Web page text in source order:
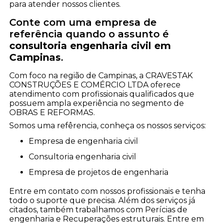
para atender nossos clientes.
Conte com uma empresa de
referência quando o assunto é
consultoria engenharia civil em
Campinas.
Com foco na região de Campinas, a CRAVESTAK
CONSTRUÇÕES E COMÉRCIO LTDA oferece
atendimento com profissionais qualificados que
possuem ampla experiência no segmento de
OBRAS E REFORMAS.
Somos uma refêrencia, conheça os nossos serviços:
empresa de engenharia civil
consultoria engenharia civil
empresa de projetos de engenharia
Entre em contato com nossos profissionais e tenha
todo o suporte que precisa. Além dos serviços já
citados, também trabalhamos com Perícias de
engenharia e Recuperações estruturais. Entre em